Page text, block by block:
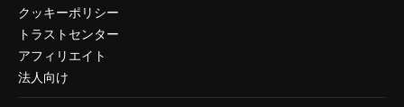
クッキーポリシー
トラストセンター
アフィリエイト
法人向け